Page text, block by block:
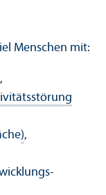
Menschen mit:
),